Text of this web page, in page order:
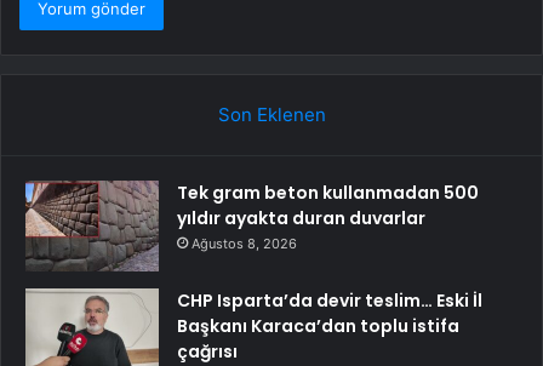
Son Eklenen
Tek gram beton kullanmadan 500
yıldır ayakta duran duvarlar
Ağustos 8, 2026
CHP Isparta’da devir teslim… Eski İl
Başkanı Karaca’dan toplu istifa
çağrısı